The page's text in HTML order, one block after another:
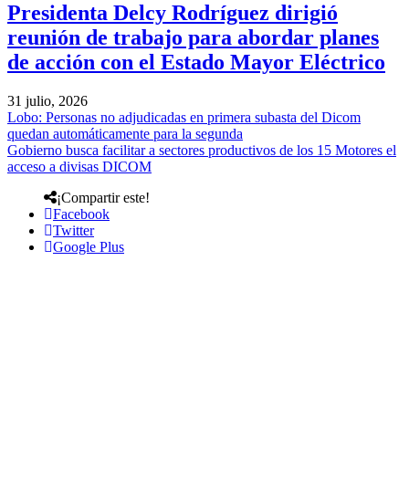
Presidenta Delcy Rodríguez dirigió
reunión de trabajo para abordar planes
de acción con el Estado Mayor Eléctrico
31 julio, 2026
Lobo: Personas no adjudicadas en primera subasta del Dicom
quedan automáticamente para la segunda
Gobierno busca facilitar a sectores productivos de los 15 Motores el
acceso a divisas DICOM
¡Compartir este!
Facebook
Twitter
Google Plus